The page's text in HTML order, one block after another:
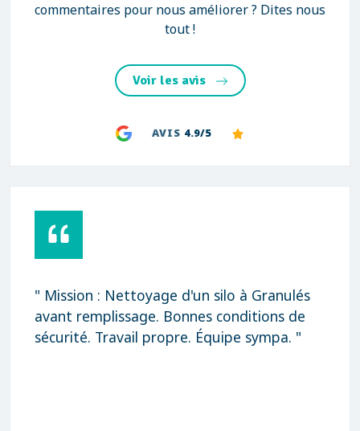
commentaires pour nous améliorer ? Dites nous
tout !
Voir les avis
AVIS 4.9/5
" Mission : Nettoyage d'un silo à Granulés
avant remplissage. Bonnes conditions de
sécurité. Travail propre. Équipe sympa. "